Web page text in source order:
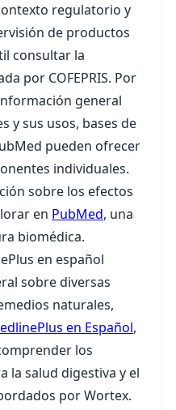
regulatorio y
de productos
consultar la
por COFEPRIS. Por
general
y sus usos, bases de
pueden ofrecer
individuales.
sobre los efectos
en PubMed, una
biomédica.
en español
sobre diversas
naturales,
en Español,
los
la salud digestiva y el
por Wortex.